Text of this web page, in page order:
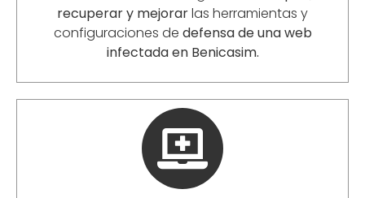
recuperar y mejorarlas herramientas y
configuraciones de defensa de una web
infectada en Benicasim.